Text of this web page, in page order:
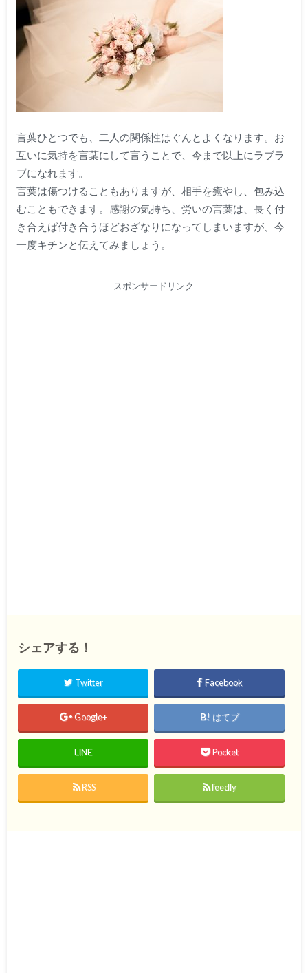
言葉ひとつでも、二人の関係性はぐんとよくなります。お
互いに気持を言葉にして言うことで、今まで以上にラブラ
ブになれます。
言葉は傷つけることもありますが、相手を癒やし、包み込
むこともできます。感謝の気持ち、労いの言葉は、長く付
き合えば付き合うほどおざなりになってしまいますが、今
一度キチンと伝えてみましょう。
スポンサードリンク
シェアする！
Twitter Facebook
Google+ はてブ
LINE Pocket
RSS feedly